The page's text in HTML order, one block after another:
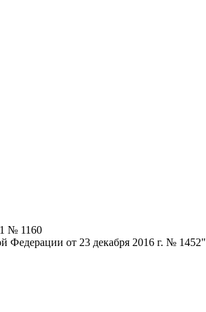
№ 1160
Федерации от 23 декабря 2016 г. № 1452"